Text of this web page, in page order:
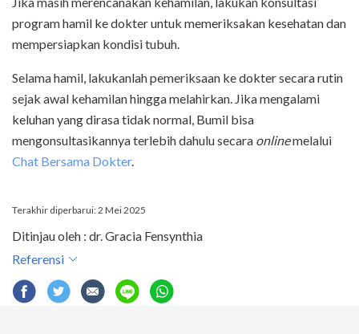
program hamil ke dokter untuk memeriksakan kesehatan dan
mempersiapkan kondisi tubuh.
Selama hamil, lakukanlah pemeriksaan ke dokter secara rutin
sejak awal kehamilan hingga melahirkan. Jika mengalami
keluhan yang dirasa tidak normal, Bumil bisa
mengonsultasikannya terlebih dahulu secara onlinemelalui
Chat Bersama Dokter.
Terakhir diperbarui: 2 Mei 2025